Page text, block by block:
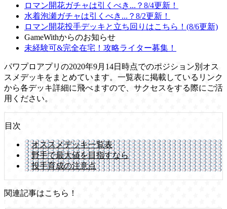
ロマン開花ガチャは引くべき...？8/4更新！
水着泡瀬ガチャは引くべき...？8/2更新！
ロマン開花投手デッキと立ち回りはこちら！(8/6更新)
GameWithからのお知らせ
未経験可&完全在宅！攻略ライター募集！
パワプロアプリの2020年9月14日時点でのポジション別オス
スメデッキをまとめています。一覧表に掲載しているリンク
から各デッキ詳細に飛べますので、サクセスをする際にご活
用ください。
目次
オススメデッキ一覧表
野手で最大値を目指すなら
投手育成の注意点
関連記事はこちら！